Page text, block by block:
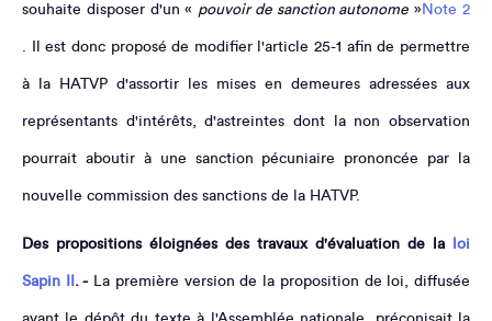
souhaite disposer d'un « pouvoir de sanction autonome » Note 2
. Il est donc proposé de modifier l'article 25-1 afin de permettre
à la HATVP d'assortir les mises en demeures adressées aux
représentants d'intérêts, d'astreintes dont la non observation
pourrait aboutir à une sanction pécuniaire prononcée par la
nouvelle commission des sanctions de la HATVP.
Des propositions éloignées des travaux d'évaluation de la loi
Sapin II . - La première version de la proposition de loi, diffusée